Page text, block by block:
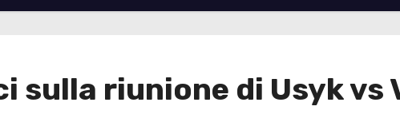
riunione di Usyk vs